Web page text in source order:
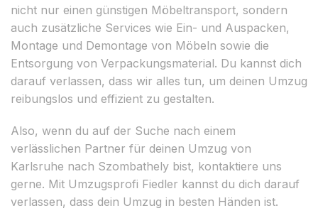
nicht nur einen günstigen Möbeltransport, sondern
auch zusätzliche Services wie Ein- und Auspacken,
Montage und Demontage von Möbeln sowie die
Entsorgung von Verpackungsmaterial. Du kannst dich
darauf verlassen, dass wir alles tun, um deinen Umzug
reibungslos und effizient zu gestalten.
Also, wenn du auf der Suche nach einem
verlässlichen Partner für deinen Umzug von
Karlsruhe nach Szombathely bist, kontaktiere uns
gerne. Mit Umzugsprofi Fiedler kannst du dich darauf
verlassen, dass dein Umzug in besten Händen ist.